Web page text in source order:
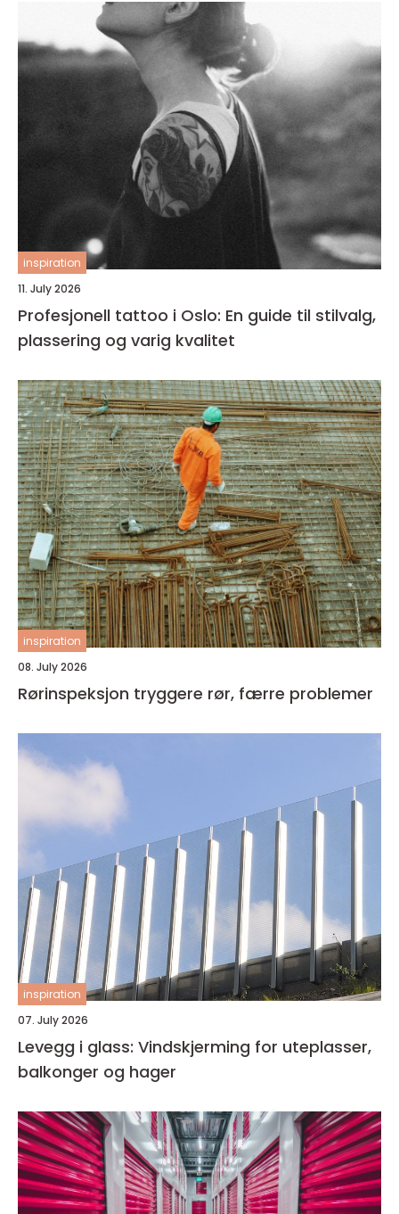
inspiration
11. July 2026
Profesjonell tattoo i Oslo: En guide til stilvalg,
plassering og varig kvalitet
inspiration
08. July 2026
Rørinspeksjon tryggere rør, færre problemer
inspiration
07. July 2026
Levegg i glass: Vindskjerming for uteplasser,
balkonger og hager